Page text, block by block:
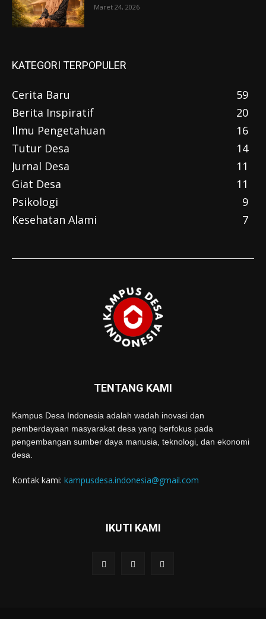
Maret 24, 2026
KATEGORI TERPOPULER
Cerita Baru
59
Berita Inspiratif
20
Ilmu Pengetahuan
16
Tutur Desa
14
Jurnal Desa
11
Giat Desa
11
Psikologi
9
Kesehatan Alami
7
TENTANG KAMI
Kampus Desa Indonesia adalah wadah inovasi dan
pemberdayaan masyarakat desa yang berfokus pada
pengembangan sumber daya manusia, teknologi, dan ekonomi
desa.
Kontak kami: kampusdesa.indonesia@gmail.com
IKUTI KAMI